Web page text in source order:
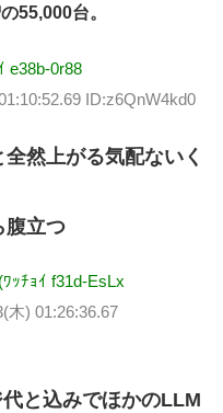
55,000台。
e38b-0r88
ID:z6QnW4kd0
然上がる気配ないく
腹立つ
ｯﾁｮｲ f31d-EsLx
木) 01:26:36.67
と込みでほかのLLM